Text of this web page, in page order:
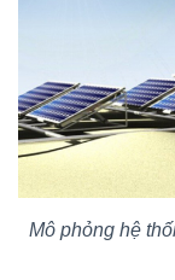
Mô phỏng hệ